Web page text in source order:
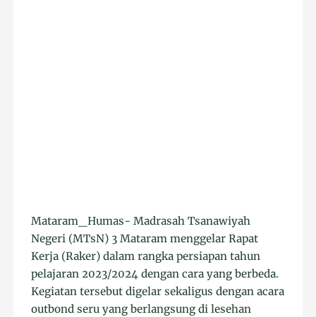
Mataram_Humas- Madrasah Tsanawiyah
Negeri (MTsN) 3 Mataram menggelar Rapat
Kerja (Raker) dalam rangka persiapan tahun
pelajaran 2023/2024 dengan cara yang berbeda.
Kegiatan tersebut digelar sekaligus dengan acara
outbond seru yang berlangsung di lesehan